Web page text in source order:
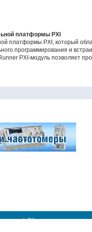
платформы PXI
платформы PXI, который
программирования и
PXI-модуль позволяет
|Обратная связь